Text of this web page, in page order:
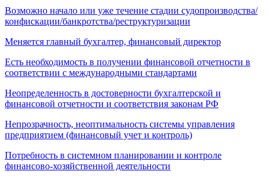
Возможно начало или уже течение стадии судопроизводства/
конфискации/банкротства/реструктуризации
Меняется главный бухгалтер, финансовый директор
Есть необходимость в получении финансовой отчетности в
соответствии с международными стандартами
Неопределенность в достоверности бухгалтерской и
финансовой отчетности и соответствия законам РФ
Непрозрачность, неоптимальность системы управления
предприятием (финансовый учет и контроль)
Потребность в системном планировании и контроле
финансово-хозяйственной деятельности